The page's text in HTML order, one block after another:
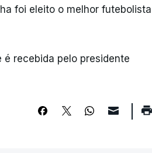
foi eleito o melhor futebolista
é recebida pelo presidente